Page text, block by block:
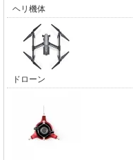
ヘリ機体
ドローン